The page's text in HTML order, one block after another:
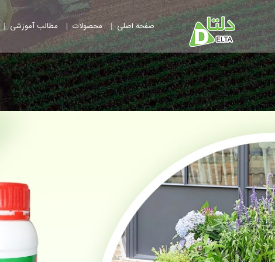
صفحه اصلی | محصولات | مطالب آموزشی |